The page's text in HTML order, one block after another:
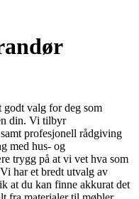
godt valg for deg som
din. Vi tilbyr
profesjonell rådgiving
med hus- og
trygg på at vi vet hva som
har et bredt utvalg av
at du kan finne akkurat det